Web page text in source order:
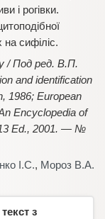
і рогівки.
сифіліс.
/ Под ред. В.П.
and identification
1986; European
Encyclopedia of
Ed., 2001. — №
І.С., Мороз В.А.
з